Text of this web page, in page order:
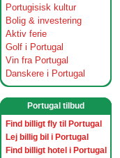
Portugisisk kultur
Bolig & investering
Aktiv ferie
Golf i Portugal
Vin fra Portugal
Danskere i Portugal
Portugal tilbud
Find billigt fly til Portugal
Lej billig bil i Portugal
Find billigt hotel i Portugal